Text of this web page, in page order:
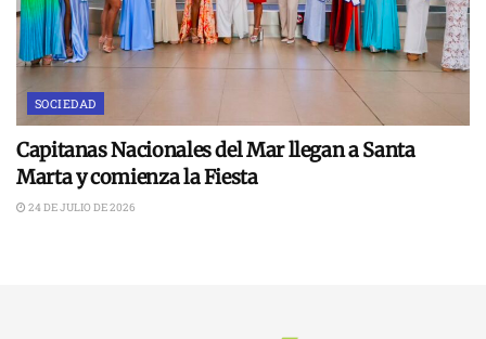
SOCIEDAD
Capitanas Nacionales del Mar llegan a Santa
Marta y comienza la Fiesta
24 DE JULIO DE 2026